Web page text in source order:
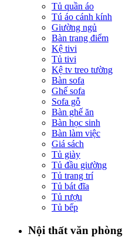
Tủ quần áo
Tú áo cánh kính
Giường ngủ
Bàn trang điểm
Kệ tivi
Tủ tivi
Kệ tv treo tường
Bàn sofa
Ghế sofa
Sofa gỗ
Bàn ghế ăn
Bàn học sinh
Bàn làm việc
Giá sách
Tủ giày
Tủ đầu giường
Tủ trang trí
Tủ bát đĩa
Tủ rượu
Tủ bếp
Nội thất văn phòng